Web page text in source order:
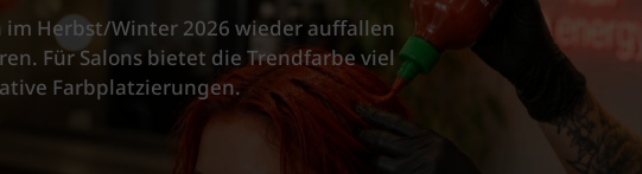
im Herbst/Winter 2026 wieder auffallen
Für Salons bietet die Trendfarbe viel
Farbplatzierungen.